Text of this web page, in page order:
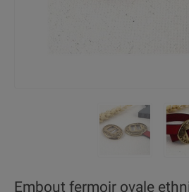
Embout fermoir ovale